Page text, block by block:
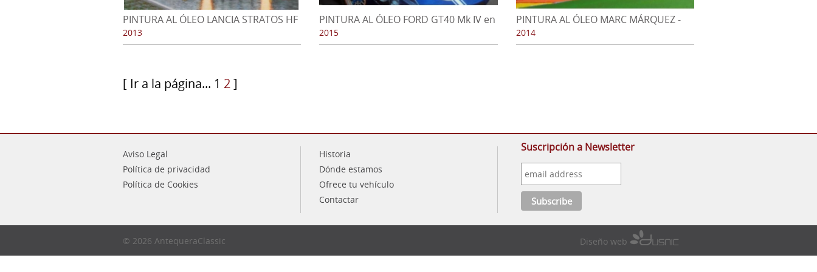
PINTURA AL ÓLEO LANCIA STRATOS HF
Grupo 4 de 1972
2013
PINTURA AL ÓLEO FORD GT40 Mk IV en
24 Horas de Le Mans 1967
2015
PINTURA AL ÓLEO MARC MÁRQUEZ -
Campeón del Mundo 2013 en Circuito
de Cheste
2014
[ Ir a la página... 1 2]
Aviso Legal
Política de privacidad
Política de Cookies
Historia
Dónde estamos
Ofrece tu vehículo
Contactar
Suscripción a Newsletter
© 2026 AntequeraClassic Diseño web